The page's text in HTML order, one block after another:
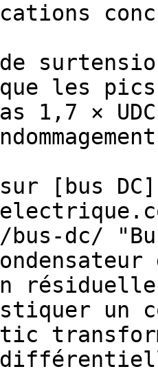
les pics
1,7 ×
[bus
dc/
résiduelle
un